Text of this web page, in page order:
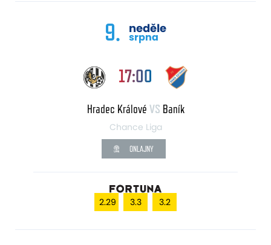
9. neděle
srpna
17:00
Hradec Králové VS Baník
Chance Liga
ONLAJNY
2.29 3.3 3.2